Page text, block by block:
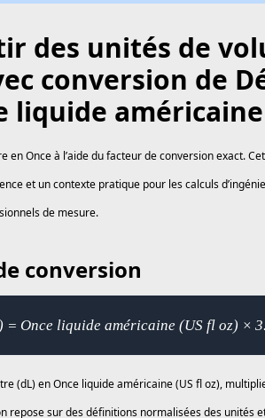
des unités de
conversion de
liquide
en Once à l’aide du facteur de conversion exact.
et un contexte pratique pour les calculs
de mesure.
conversion
= Once liquide américaine (US fl oz) ×
(dL) en Once liquide américaine (US fl oz),
repose sur des définitions normalisées des unités